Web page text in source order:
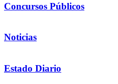
Concursos Públicos
Noticias
Estado Diario